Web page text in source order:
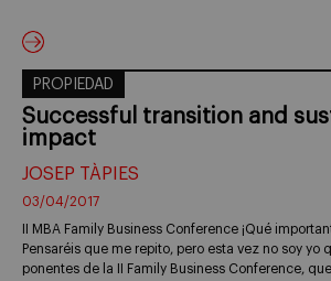
PROPIEDAD
Successful transition and
impact
JOSEP TÀPIES
03/04/2017
II MBA Family Business Conference ¡Qué
Pensaréis que me repito, pero esta vez no soy yo
ponentes de la II Family Business Conference,